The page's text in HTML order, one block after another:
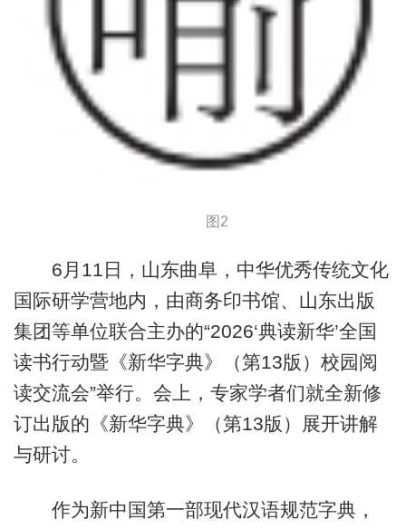
图2
6月11日，山东曲阜，中华优秀传统文化
国际研学营地内，由商务印书馆、山东出版
集团等单位联合主办的“2026‘典读新华’全国
读书行动暨《新华字典》（第13版）校园阅
读交流会”举行。会上，专家学者们就全新修
订出版的《新华字典》（第13版）展开讲解
与研讨。
作为新中国第一部现代汉语规范字典，